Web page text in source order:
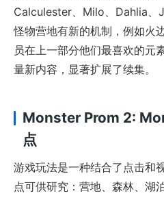
Calculester、Milo、Dahlia、
怪物营地有新的机制，例如火
员在上一部分他们最喜欢的元
量新内容，显著扩展了续集。
Monster Prom 2:
点
游戏玩法是一种结合了点击和
点可供研究：营地、森林、湖